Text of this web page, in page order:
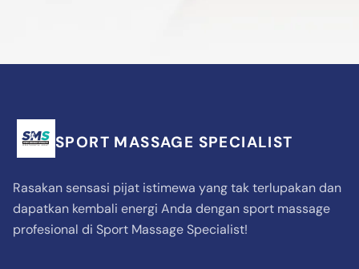
SPORT MASSAGE SPECIALIST
Rasakan sensasi pijat istimewa yang tak terlupakan dan
dapatkan kembali energi Anda dengan sport massage
profesional di Sport Massage Specialist!